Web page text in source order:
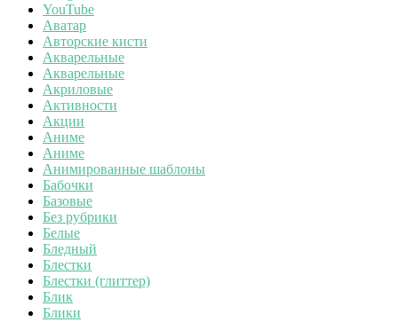
YouTube
Аватар
Авторские кисти
Акварельные
Акварельные
Акриловые
Активности
Акции
Аниме
Аниме
Анимированные шаблоны
Бабочки
Базовые
Без рубрики
Белые
Бледный
Блестки
Блестки (глиттер)
Блик
Блики